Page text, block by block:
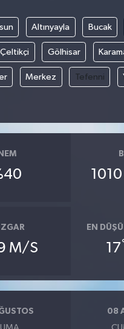
Altınyayla Bucak
Çeltikçi Gölhisar
Merkez Tefenni
NEM
M/S
EN
17
08